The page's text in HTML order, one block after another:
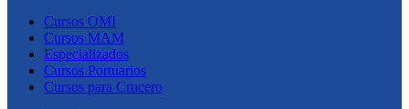
Cursos OMI
Cursos MAM
Especializados
Cursos Portuarios
Cursos para Crucero